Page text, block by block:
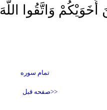
وَاتَّقُوا اللَّهَ
تمام سوره
<<صفحه قبل